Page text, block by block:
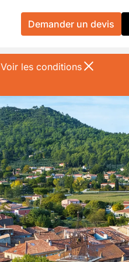
Voir les conditions
Demander un devis